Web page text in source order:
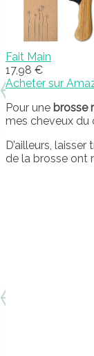
Fait Main
17,98 €
Acheter sur
Pour une brosse
mes cheveux du
D’ailleurs,
de la brosse ont